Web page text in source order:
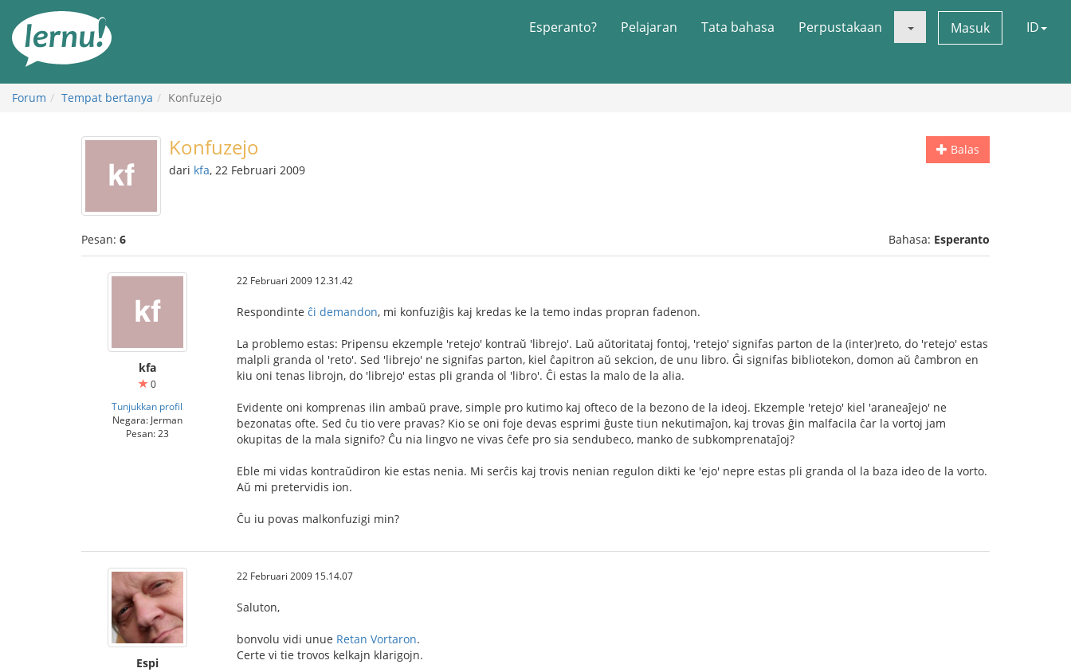
daftar
Esperanto? Pelajaran Tata bahasa Perpustakaan Masuk ID
Forum Tempat bertanya Konfuzejo
Balas
Konfuzejo
dari kfa, 22 Februari 2009
Pesan: 6 Bahasa: Esperanto
kfa
0
Tunjukkan profil
Negara: Jerman
Pesan: 23
22 Februari 2009 12.31.42
Respondinte ĉi demandon, mi konfuziĝis kaj kredas ke la temo indas propran fadenon.
La problemo estas: Pripensu ekzemple 'retejo' kontraŭ 'librejo'. Laŭ aŭtoritataj fontoj, 'retejo' signifas parton de la (inter)reto, do 'retejo' estas
malpli granda ol 'reto'. Sed 'librejo' ne signifas parton, kiel ĉapitron aŭ sekcion, de unu libro. Ĝi signifas bibliotekon, domon aŭ ĉambron en
kiu oni tenas librojn, do 'librejo' estas pli granda ol 'libro'. Ĉi estas la malo de la alia.
Evidente oni komprenas ilin ambaŭ prave, simple pro kutimo kaj ofteco de la bezono de la ideoj. Ekzemple 'retejo' kiel 'araneaĵejo' ne
bezonatas ofte. Sed ĉu tio vere pravas? Kio se oni foje devas esprimi ĝuste tiun nekutimaĵon, kaj trovas ĝin malfacila ĉar la vortoj jam
okupitas de la mala signifo? Ĉu nia lingvo ne vivas ĉefe pro sia sendubeco, manko de subkomprenataĵoj?
Eble mi vidas kontraŭdiron kie estas nenia. Mi serĉis kaj trovis nenian regulon dikti ke 'ejo' nepre estas pli granda ol la baza ideo de la vorto.
Aŭ mi pretervidis ion.
Ĉu iu povas malkonfuzigi min?
Espi
22 Februari 2009 15.14.07
Saluton,
bonvolu vidi unue Retan Vortaron.
Certe vi tie trovos kelkajn klarigojn.